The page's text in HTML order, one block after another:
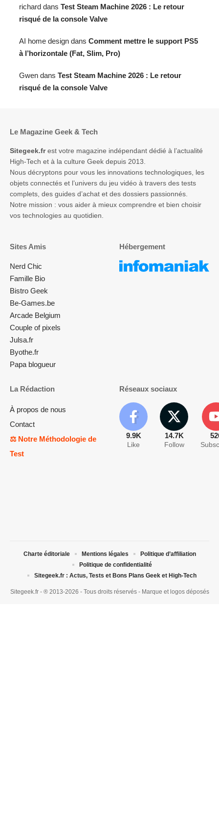
richard dans Test Steam Machine 2026 : Le retour
risqué de la console Valve
AI home design dans Comment mettre le support PS5
à l’horizontale (Fat, Slim, Pro)
Gwen dans Test Steam Machine 2026 : Le retour
risqué de la console Valve
Le Magazine Geek & Tech
Sitegeek.frest votre magazine indépendant dédié à l’actualité
High-Tech et à la culture Geek depuis 2013.
Nous décryptons pour vous les innovations technologiques, les
objets connectés et l’univers du jeu vidéo à travers des tests
complets, des guides d’achat et des dossiers passionnés.
Notre mission : vous aider à mieux comprendre et bien choisir
vos technologies au quotidien.
Sites Amis
Nerd Chic
Famille Bio
Bistro Geek
Be-Games.be
Arcade Belgium
Couple of pixels
Julsa.fr
Byothe.fr
Papa blogueur
Hébergement
La Rédaction
À propos de nous
Contact
⚖️ Notre Méthodologie de
Test
Réseaux sociaux
9.9K
Like
14.7K
Follow
Sitegeek.fr - ® 2013-2026 - Tous droits réservés - Marque et logos déposés
Charte éditoriale Mentions légales
Politique d’affiliation
Politique de confidentialité
Sitegeek.fr : Actus, Tests et Bons Plans Geek et High-Tech